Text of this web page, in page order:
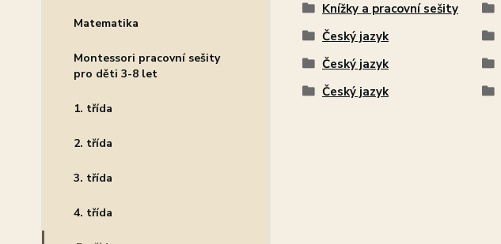
Matematika
Montessori pracovní sešity
pro děti 3-8 let
1. třída
2. třída
3. třída
4. třída
Knížky a pracovní sešity
Český jazyk
Český jazyk
Český jazyk